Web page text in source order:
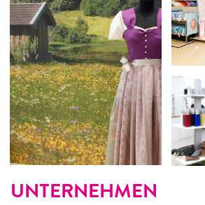
UNTERNEHMEN